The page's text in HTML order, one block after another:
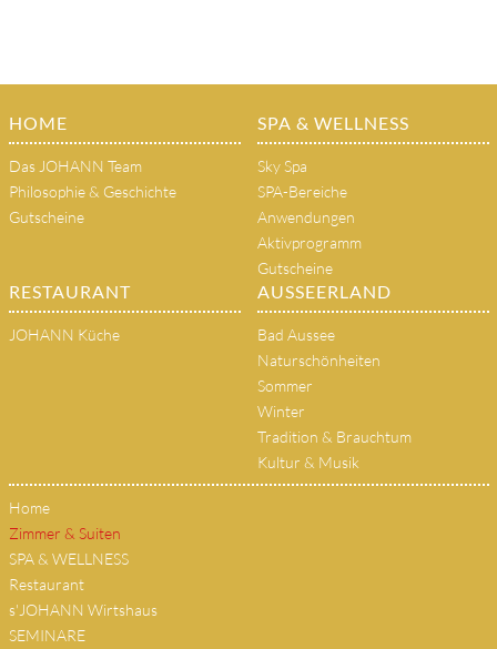
HOME
Das JOHANN Team
Philosophie & Geschichte
Gutscheine
SPA & WELLNESS
Sky Spa
SPA-Bereiche
Anwendungen
Aktivprogramm
Gutscheine
RESTAURANT
JOHANN Küche
AUSSEERLAND
Bad Aussee
Naturschönheiten
Sommer
Winter
Tradition & Brauchtum
Kultur & Musik
Home
Zimmer & Suiten
SPA & WELLNESS
Restaurant
s'JOHANN Wirtshaus
SEMINARE